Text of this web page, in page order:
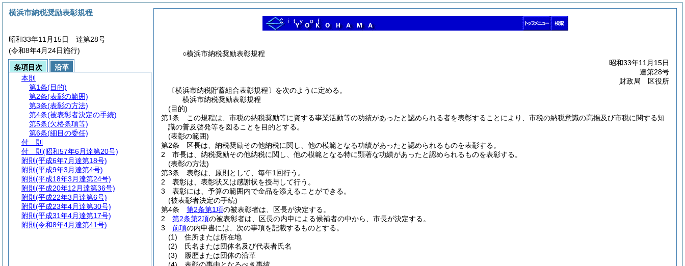
○横浜市納税奨励表彰規程
昭和33年11月15日
達第28号
財政局 区役所
〔横浜市納税貯蓄組合表彰規程〕を次のように定める。
横浜市納税奨励表彰規程
(目的)
第1条
この規程は、市税の納税奨励等に資する事業活動等の功績があったと認められる者を表彰することにより、市税の納税意識の高揚及び市税に関する知
識の普及啓発等を図ることを目的とする。
(表彰の範囲)
第2条
区長は、納税奨励その他納税に関し、他の模範となる功績があったと認められるものを表彰する。
2
市長は、納税奨励その他納税に関し、他の模範となる特に顕著な功績があったと認められるものを表彰する。
(表彰の方法)
第3条
表彰は、原則として、毎年1回行う。
2
表彰は、表彰状又は感謝状を授与して行う。
3
表彰には、予算の範囲内で金品を添えることができる。
(被表彰者決定の手続)
第4条
第2条第1項の被表彰者は、区長が決定する。
2
第2条第2項の被表彰者は、区長の内申による候補者の中から、市長が決定する。
3
前項の内申書には、次の事項を記載するものとする。
(1)
住所または所在地
(2)
氏名または団体名及び代表者氏名
(3)
履歴または団体の沿革
横浜市納税奨励表彰規程
昭和33年11月15日 達第28号
(令和8年4月24日施行)
条項目次
沿革
本則
第1条(目的)
第2条(表彰の範囲)
第3条(表彰の方法)
第4条(被表彰者決定の手続)
第5条(欠格条項等)
第6条(細目の委任)
付 則
付 則 (昭和57年6月達第20号)
附則 (平成6年7月達第18号)
附則 (平成9年3月達第4号)
附則 (平成18年3月達第24号)
附則 (平成20年12月達第36号)
附則 (平成22年3月達第6号)
附則 (平成23年4月達第30号)
附則 (平成31年4月達第17号)
附則 (令和8年4月達第41号)